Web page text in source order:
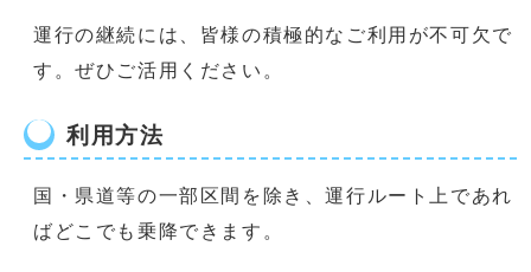
運行の継続には、皆様の積極的なご利用が不可欠で
す。ぜひご活用ください。
利用方法
国・県道等の一部区間を除き、運行ルート上であれ
ばどこでも乗降できます。